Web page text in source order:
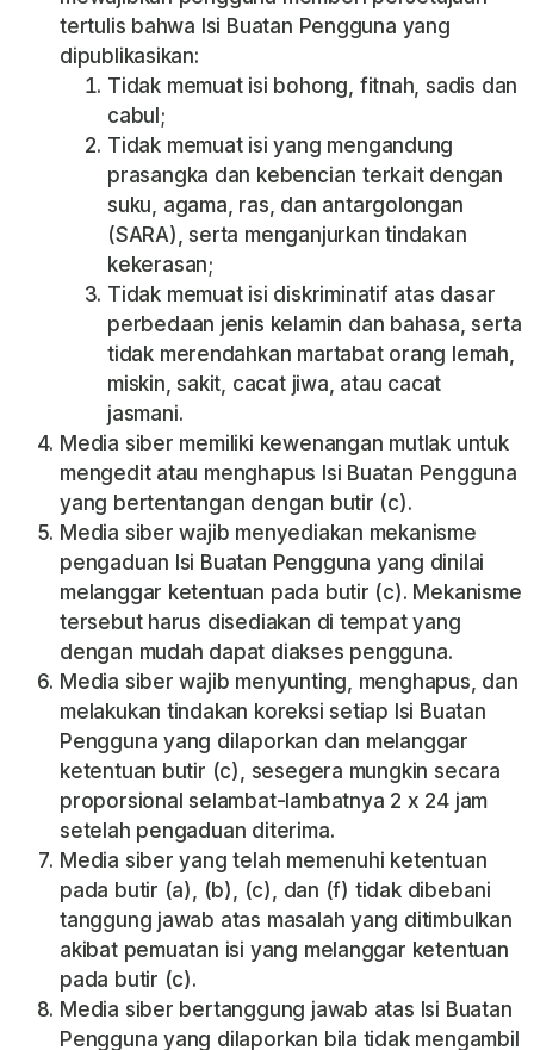
tertulis bahwa Isi Buatan Pengguna yang
dipublikasikan:
Tidak memuat isi bohong, fitnah, sadis dan
cabul;
Tidak memuat isi yang mengandung
prasangka dan kebencian terkait dengan
suku, agama, ras, dan antargolongan
(SARA), serta menganjurkan tindakan
kekerasan;
Tidak memuat isi diskriminatif atas dasar
perbedaan jenis kelamin dan bahasa, serta
tidak merendahkan martabat orang lemah,
miskin, sakit, cacat jiwa, atau cacat
jasmani.
Media siber memiliki kewenangan mutlak untuk
mengedit atau menghapus Isi Buatan Pengguna
yang bertentangan dengan butir (c).
Media siber wajib menyediakan mekanisme
pengaduan Isi Buatan Pengguna yang dinilai
melanggar ketentuan pada butir (c). Mekanisme
tersebut harus disediakan di tempat yang
dengan mudah dapat diakses pengguna.
Media siber wajib menyunting, menghapus, dan
melakukan tindakan koreksi setiap Isi Buatan
Pengguna yang dilaporkan dan melanggar
ketentuan butir (c), sesegera mungkin secara
proporsional selambat-lambatnya 2 x 24 jam
setelah pengaduan diterima.
Media siber yang telah memenuhi ketentuan
pada butir (a), (b), (c), dan (f) tidak dibebani
tanggung jawab atas masalah yang ditimbulkan
akibat pemuatan isi yang melanggar ketentuan
pada butir (c).
Media siber bertanggung jawab atas Isi Buatan
Pengguna yang dilaporkan bila tidak mengambil